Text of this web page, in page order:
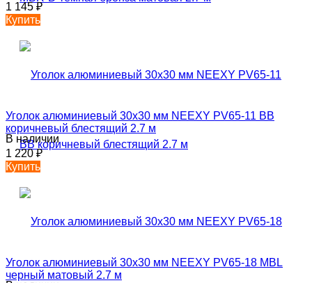
1 145₽
Купить
Уголок алюминиевый 30х30 мм NEEXY PV65-11 BB
коричневый блестящий 2.7 м
В наличии
1 220₽
Купить
Уголок алюминиевый 30х30 мм NEEXY PV65-18 MBL
черный матовый 2.7 м